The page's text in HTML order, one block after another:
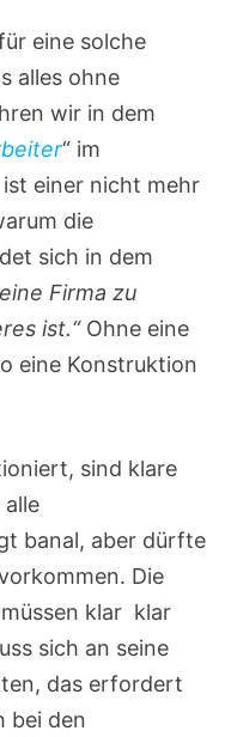
eine solche
alles ohne
wir in dem
“ im
einer nicht mehr
die
sich in dem
Firma zu
ist.“Ohne eine
eine Konstruktion
sind klare
banal, aber dürfte
Die
klar klar
sich an seine
das erfordert
bei den